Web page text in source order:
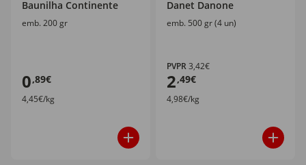
Baunilha Continente
emb. 200 gr
0,89€
4,45€/kg
Danet Danone
emb. 500 gr (4 un)
PVPR3,42€
2,49€
4,98€/kg